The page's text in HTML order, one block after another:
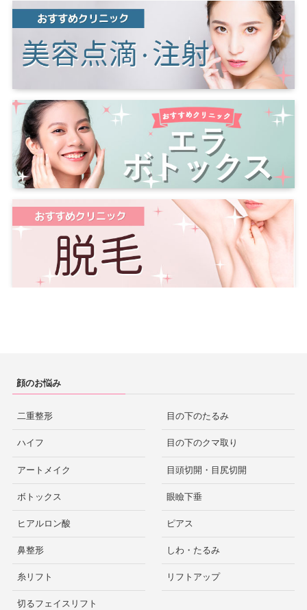
顔のお悩み
二重整形
ハイフ
アートメイク
ボトックス
ヒアルロン酸
鼻整形
糸リフト
切るフェイスリフト
目の下のたるみ
目の下のクマ取り
目頭切開・目尻切開
眼瞼下垂
ピアス
しわ・たるみ
リフトアップ